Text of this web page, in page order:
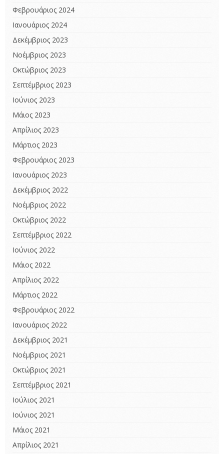
Φεβρουάριος 2024
Ιανουάριος 2024
Δεκέμβριος 2023
Νοέμβριος 2023
Οκτώβριος 2023
Σεπτέμβριος 2023
Ιούνιος 2023
Μάιος 2023
Απρίλιος 2023
Μάρτιος 2023
Φεβρουάριος 2023
Ιανουάριος 2023
Δεκέμβριος 2022
Νοέμβριος 2022
Οκτώβριος 2022
Σεπτέμβριος 2022
Ιούνιος 2022
Μάιος 2022
Απρίλιος 2022
Μάρτιος 2022
Φεβρουάριος 2022
Ιανουάριος 2022
Δεκέμβριος 2021
Νοέμβριος 2021
Οκτώβριος 2021
Σεπτέμβριος 2021
Ιούλιος 2021
Ιούνιος 2021
Μάιος 2021
Απρίλιος 2021